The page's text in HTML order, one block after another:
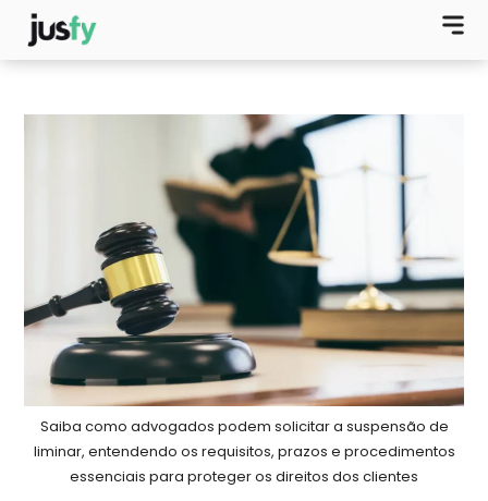
Saiba como advogados podem solicitar a suspensão de
liminar, entendendo os requisitos, prazos e procedimentos
essenciais para proteger os direitos dos clientes